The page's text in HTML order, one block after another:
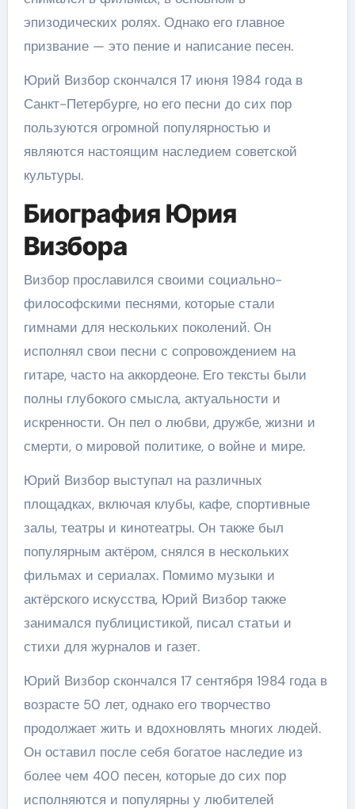
эпизодических ролях. Однако его главное
призвание — это пение и написание песен.
Юрий Визбор скончался 17 июня 1984 года в
Санкт-Петербурге, но его песни до сих пор
пользуются огромной популярностью и
являются настоящим наследием советской
культуры.
Биография Юрия
Визбора
Визбор прославился своими социально-
философскими песнями, которые стали
гимнами для нескольких поколений. Он
исполнял свои песни с сопровождением на
гитаре, часто на аккордеоне. Его тексты были
полны глубокого смысла, актуальности и
искренности. Он пел о любви, дружбе, жизни и
смерти, о мировой политике, о войне и мире.
Юрий Визбор выступал на различных
площадках, включая клубы, кафе, спортивные
залы, театры и кинотеатры. Он также был
популярным актёром, снялся в нескольких
фильмах и сериалах. Помимо музыки и
актёрского искусства, Юрий Визбор также
занимался публицистикой, писал статьи и
стихи для журналов и газет.
Юрий Визбор скончался 17 сентября 1984 года в
возрасте 50 лет, однако его творчество
продолжает жить и вдохновлять многих людей.
Он оставил после себя богатое наследие из
более чем 400 песен, которые до сих пор
исполняются и популярны у любителей